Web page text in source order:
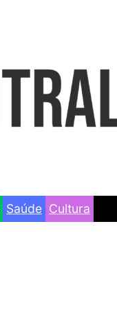
Saúde Cultura